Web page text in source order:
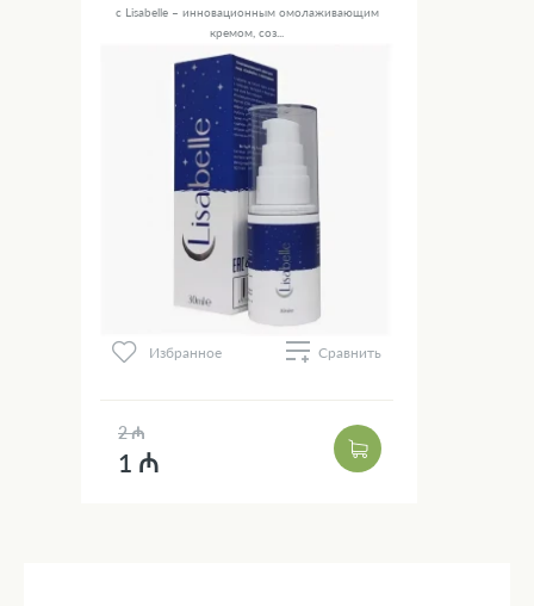
с Lisabelle – инновационным омолаживающим
кремом, соз...
Избранное Сравнить
2 ₼
1 ₼